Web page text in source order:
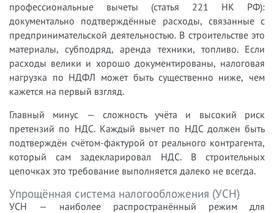
профессиональные вычеты (статья 221 НК РФ):
документально подтверждённые расходы, связанные с
предпринимательской деятельностью. В строительстве это
материалы, субподряд, аренда техники, топливо. Если
расходы велики и хорошо документированы, налоговая
нагрузка по НДФЛ может быть существенно ниже, чем
кажется на первый взгляд.
Главный минус — сложность учёта и высокий риск
претензий по НДС. Каждый вычет по НДС должен быть
подтверждён счётом-фактурой от реального контрагента,
который сам задекларировал НДС. В строительных
цепочках это требование выполняется далеко не всегда.
Упрощённая система налогообложения (УСН)
УСН — наиболее распространённый режим для